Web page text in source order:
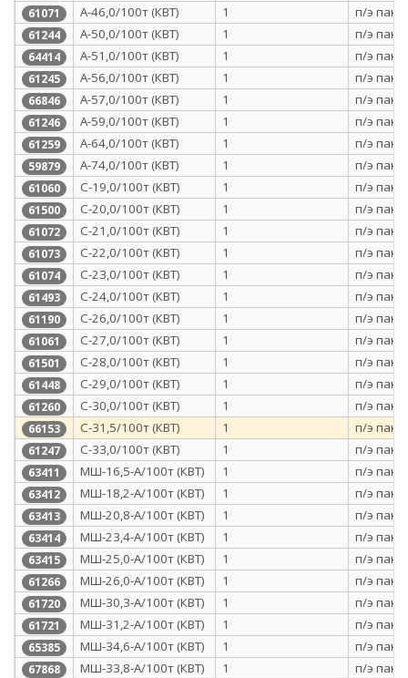
61071 А-46,0/100т (КВТ) 1 п/э
61244 А-50,0/100т (КВТ) 1 п/э
64414 А-51,0/100т (КВТ) 1 п/э
61245 А-56,0/100т (КВТ) 1 п/э
66846 А-57,0/100т (КВТ) 1 п/э
61246 А-59,0/100т (КВТ) 1 п/э
61259 А-64,0/100т (КВТ) 1 п/э
59879 А-74,0/100т (КВТ) 1 п/э
61060 С-19,0/100т (КВТ) 1 п/э
61500 С-20,0/100т (КВТ) 1 п/э
61072 С-21,0/100т (КВТ) 1 п/э
61073 С-22,0/100т (КВТ) 1 п/э
61074 С-23,0/100т (КВТ) 1 п/э
61493 С-24,0/100т (КВТ) 1 п/э
61190 С-26,0/100т (КВТ) 1 п/э
61061 С-27,0/100т (КВТ) 1 п/э
61501 С-28,0/100т (КВТ) 1 п/э
61448 С-29,0/100т (КВТ) 1 п/э
61260 С-30,0/100т (КВТ) 1 п/э
66153 С-31,5/100т (КВТ) 1 п/э
61247 С-33,0/100т (КВТ) 1 п/э
63411 МШ-16,5-А/100т (КВТ) 1 п/э
63412 МШ-18,2-А/100т (КВТ) 1 п/э
63413 МШ-20,8-А/100т (КВТ) 1 п/э
63414 МШ-23,4-А/100т (КВТ) 1 п/э
63415 МШ-25,0-А/100т (КВТ) 1 п/э
61266 МШ-26,0-А/100т (КВТ) 1 п/э
61720 МШ-30,3-А/100т (КВТ) 1 п/э
61721 МШ-31,2-А/100т (КВТ) 1 п/э
65385 МШ-34,6-А/100т (КВТ) 1 п/э
67868 МШ-33,8-А/100т (КВТ) 1 п/э